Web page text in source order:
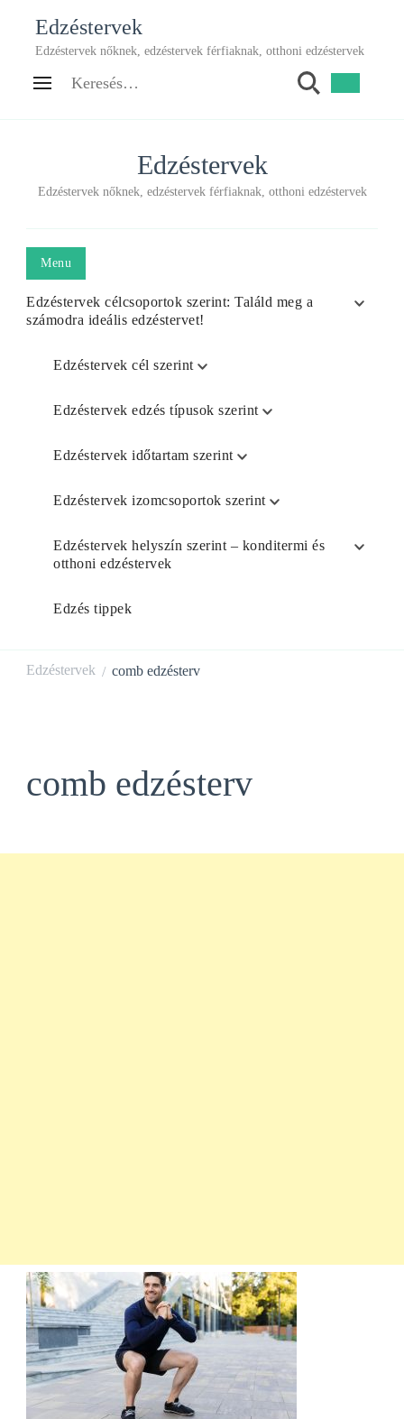
Edzéstervek
Edzéstervek nőknek, edzéstervek férfiaknak, otthoni edzéstervek
Keresés:
Edzéstervek
Edzéstervek nőknek, edzéstervek férfiaknak, otthoni edzéstervek
Menu
Edzéstervek célcsoportok szerint: Találd meg a
számodra ideális edzéstervet!
Edzéstervek cél szerint
Edzéstervek edzés típusok szerint
Edzéstervek időtartam szerint
Edzéstervek izomcsoportok szerint
Edzéstervek helyszín szerint – konditermi és
otthoni edzéstervek
Edzés tippek
Edzéstervek / comb edzésterv
comb edzésterv